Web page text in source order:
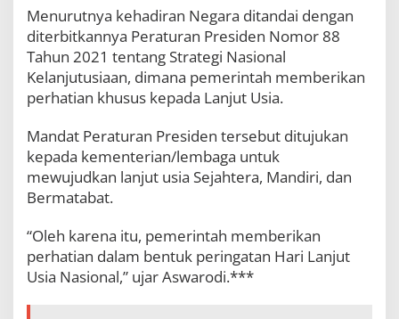
a
r
a
Menurutnya kehadiran Negara ditandai dengan
diterbitkannya Peraturan Presiden Nomor 88
Tahun 2021 tentang Strategi Nasional
Kelanjutusiaan, dimana pemerintah memberikan
perhatian khusus kepada Lanjut Usia.
Mandat Peraturan Presiden tersebut ditujukan
kepada kementerian/lembaga untuk
mewujudkan lanjut usia Sejahtera, Mandiri, dan
Bermatabat.
“Oleh karena itu, pemerintah memberikan
perhatian dalam bentuk peringatan Hari Lanjut
Usia Nasional,” ujar Aswarodi.***